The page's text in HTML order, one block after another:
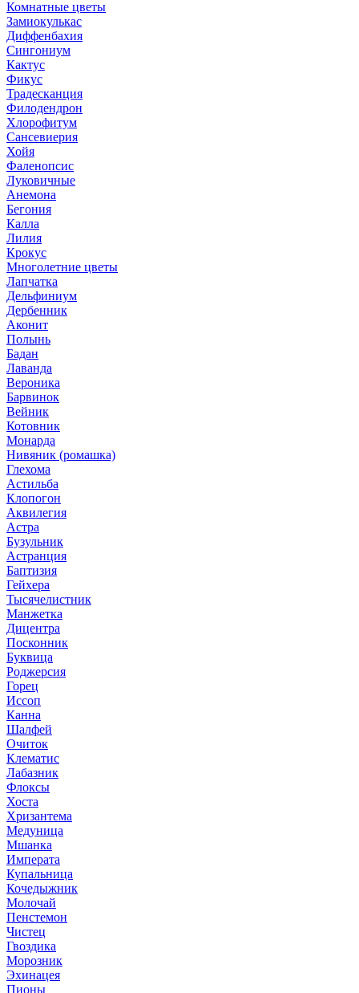
Комнатные цветы
Замиокулькас
Диффенбахия
Сингониум
Кактус
Фикус
Традесканция
Филодендрон
Хлорофитум
Сансевиерия
Хойя
Фаленопсис
Луковичные
Анемона
Бегония
Калла
Лилия
Крокус
Многолетние цветы
Лапчатка
Дельфиниум
Дербенник
Аконит
Полынь
Бадан
Лаванда
Вероника
Барвинок
Вейник
Котовник
Монарда
Нивяник (ромашка)
Глехома
Астильба
Клопогон
Аквилегия
Астра
Бузульник
Астранция
Баптизия
Гейхера
Тысячелистник
Манжетка
Дицентра
Посконник
Буквица
Роджерсия
Горец
Иссоп
Канна
Шалфей
Очиток
Клематис
Лабазник
Флоксы
Хоста
Хризантема
Медуница
Мшанка
Императа
Купальница
Кочедыжник
Молочай
Пенстемон
Чистец
Гвоздика
Морозник
Эхинацея
Пионы